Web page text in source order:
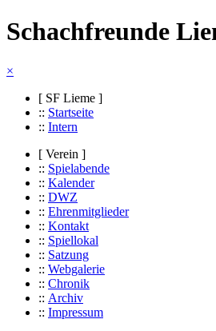
Schachfreunde
×
[ SF Lieme ]
:: Startseite
:: Intern
[ Verein ]
:: Spielabende
:: Kalender
:: DWZ
:: Ehrenmitglieder
:: Kontakt
:: Spiellokal
:: Satzung
:: Webgalerie
:: Chronik
:: Archiv
:: Impressum